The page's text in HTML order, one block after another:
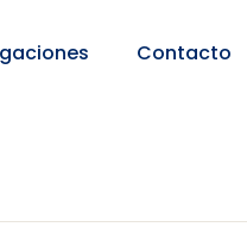
Contacto